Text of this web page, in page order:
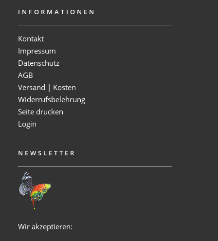
INFORMATIONEN
Kontakt
Impressum
Datenschutz
AGB
Versand | Kosten
Widerrufsbelehrung
Seite drucken
Login
NEWSLETTER
Wir akzeptieren: